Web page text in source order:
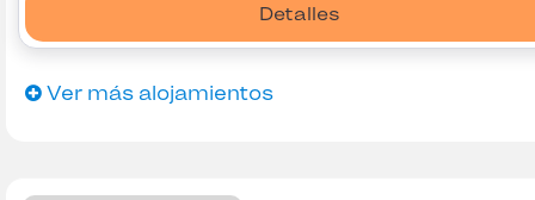
Detalles
Ver más alojamientos